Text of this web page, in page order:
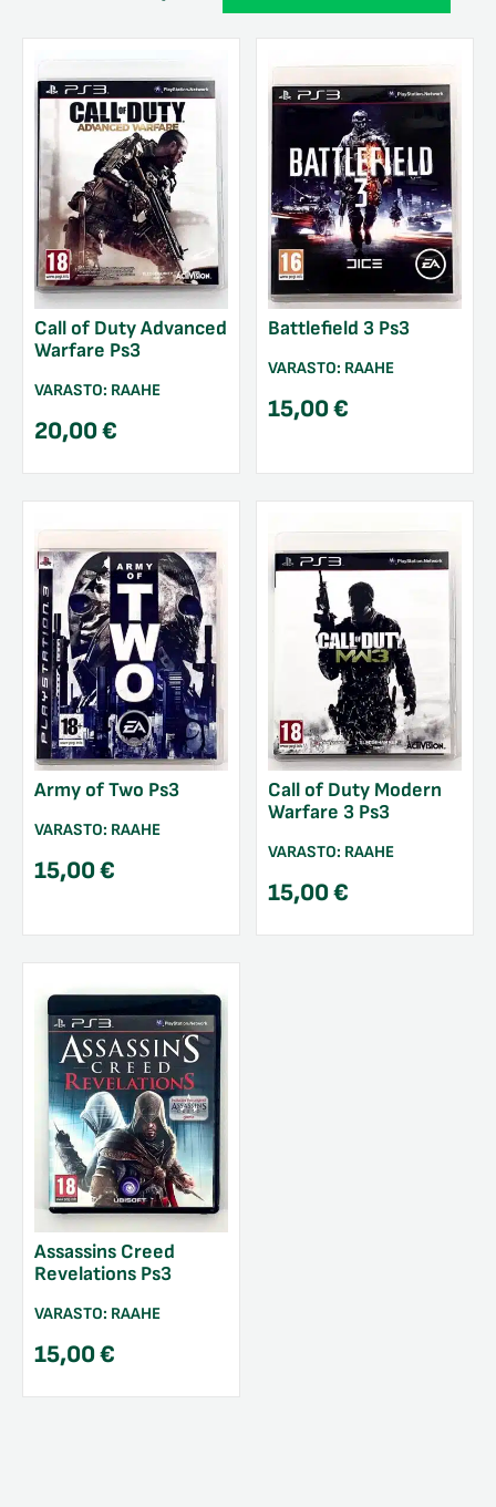
Call of Duty Advanced
Warfare Ps3
VARASTO: RAAHE
20,00€
Battlefield 3 Ps3
VARASTO: RAAHE
15,00€
Army of Two Ps3
VARASTO: RAAHE
15,00€
Call of Duty Modern
Warfare 3 Ps3
VARASTO: RAAHE
15,00€
Assassins Creed
Revelations Ps3
VARASTO: RAAHE
15,00€